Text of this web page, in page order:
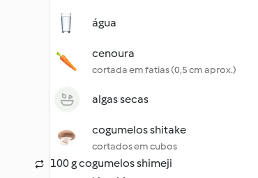
água
cenoura
cortada em fatias (0,5 cm aprox.)
algas secas
cogumelos shitake
cortados em cubos
100 g cogumelos shimeji